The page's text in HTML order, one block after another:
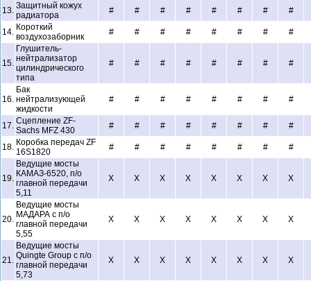
13. Защитный кожух
радиатора
# # # # # # # #
14. Короткий
воздухозаборник
# # # # # # # #
15.
Глушитель-
нейтрализатор
цилиндрического
типа
# # # # # # # #
16.
Бак
нейтрализующей
жидкости
# # # # # # # #
17. Сцепление ZF-
Sachs MFZ 430
# # # # # # # #
18. Коробка передач ZF
16S1820
# # # # # # # #
19.
Ведущие мосты
КАМАЗ-6520, п/о
главной передачи
5,11
X X X X X X X X
20.
Ведущие мосты
МАДАРА с п/о
главной передачи
5,55
X X X X X X X X
21.
Ведущие мосты
Quingte Group с п/о
главной передачи
5,73
X X X X X X X X